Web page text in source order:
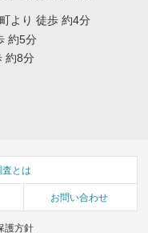
より 徒歩 約4分
約5分
約8分
とは
お問い合わせ
護方針